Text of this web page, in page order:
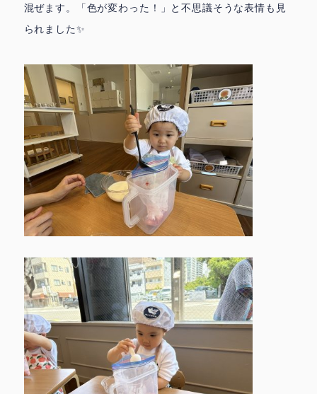
混ぜます。「色が変わった！」と不思議そうな表情も見
られました✨